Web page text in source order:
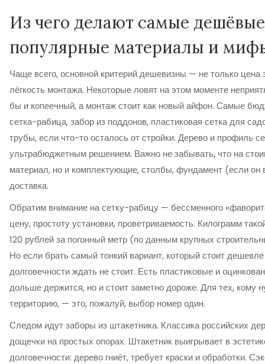
Из чего делают самые
популярные материалы и
Чаще всего, основной критерий дешевизны — не только цена
лёгкость монтажа. Некоторые ловят на этом моменте
бы и копеечный, а монтаж стоит как новый айфон. Самые
сетка-рабица, забор из поддонов, пластиковая сетка для
трубы, если что-то осталось от стройки. Дерево и профиль
ультрабюджетным решением. Важно не забывать, что на
материал, но и комплектующие, столбы, фундамент (если
доставка.
Обратим внимание на сетку-рабицу — бессменного
цену, простоту установки, проветриваемость. Килограмм
120 рублей за погонный метр (по данным крупных
Но если брать самый тонкий вариант, который стоит дешевле
долговечности ждать не стоит. Есть пластиковые и
дольше держится, но и стоит заметно дороже. Для тех, кому
территорию, — это, пожалуй, выбор номер один.
Следом идут заборы из штакетника. Классика российских
дощечки на простых опорах. Штакетник выигрывает в
долговечности: дерево гниёт, требует краски и обработки.